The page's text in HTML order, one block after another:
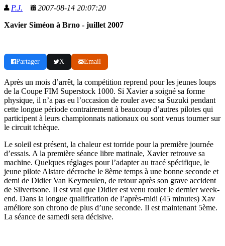
P.J.
2007-08-14 20:07:20
Xavier Siméon à Brno - juillet 2007
Partager X Email
Après un mois d’arrêt, la compétition reprend pour les jeunes loups
de la Coupe FIM Superstock 1000. Si Xavier a soigné sa forme
physique, il n’a pas eu l’occasion de rouler avec sa Suzuki pendant
cette longue période contrairement à beaucoup d’autres pilotes qui
participent à leurs championnats nationaux ou sont venus tourner sur
le circuit tchèque.
Le soleil est présent, la chaleur est torride pour la première journée
d’essais. A la première séance libre matinale, Xavier retrouve sa
machine. Quelques réglages pour l’adapter au tracé spécifique, le
jeune pilote Alstare décroche le 8ème temps à une bonne seconde et
demi de Didier Van Keymeulen, de retour après son grave accident
de Silvertsone. Il est vrai que Didier est venu rouler le dernier week-
end. Dans la longue qualification de l’après-midi (45 minutes) Xav
améliore son chrono de plus d’une seconde. Il est maintenant 5ème.
La séance de samedi sera décisive.